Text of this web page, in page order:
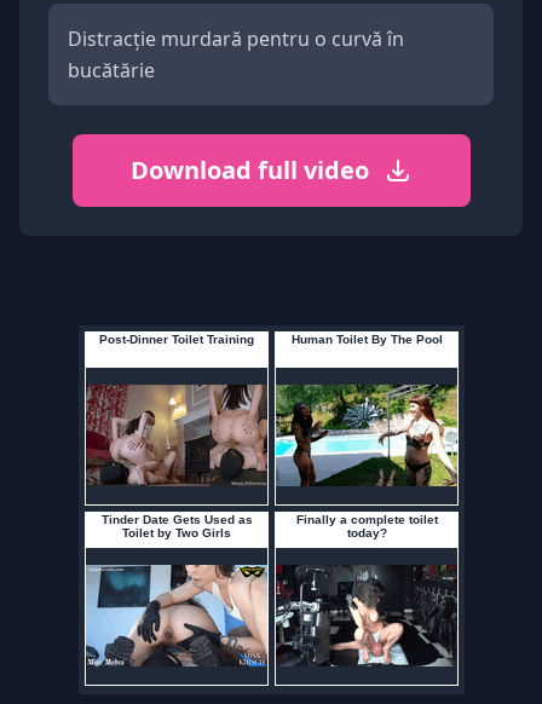
Distracție murdară pentru o curvă în
bucătărie
Download full video